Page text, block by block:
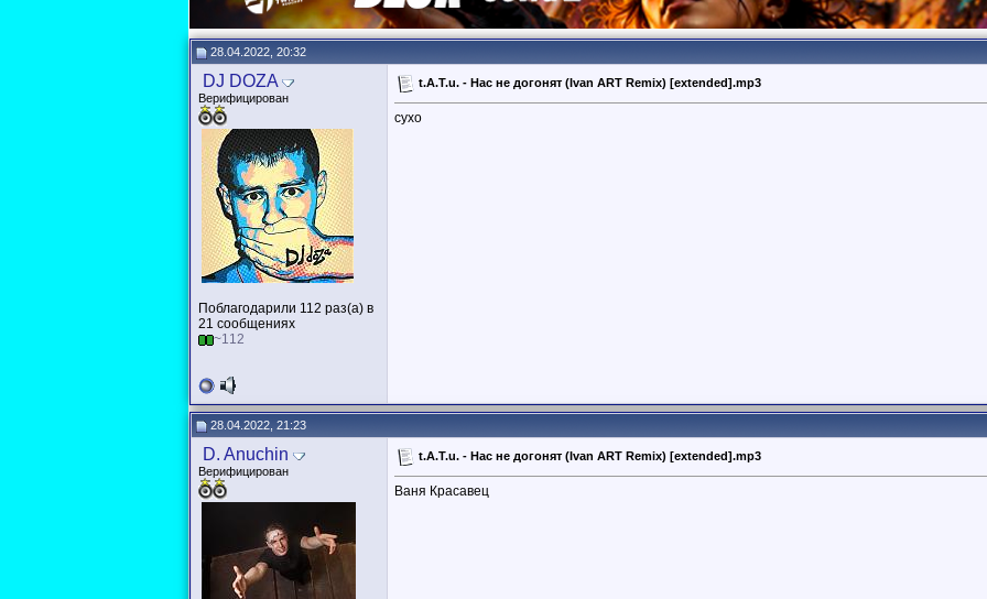
28.04.2022, 20:32
DJ DOZA
Верифицирован
Поблагодарили 112 раз(а) в
21 сообщениях
~112
t.A.T.u. - Нас не догонят (Ivan ART Remix) [extended].mp3
сухо
28.04.2022, 21:23
D. Anuchin
Верифицирован
t.A.T.u. - Нас не догонят (Ivan ART Remix) [extended].mp3
Ваня Красавец